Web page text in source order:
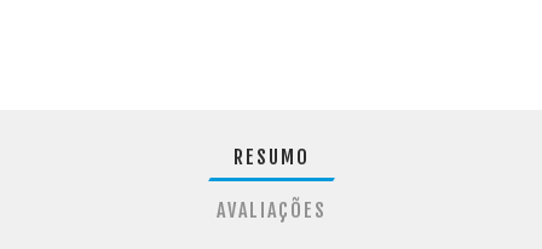
RESUMO
AVALIAÇÕES